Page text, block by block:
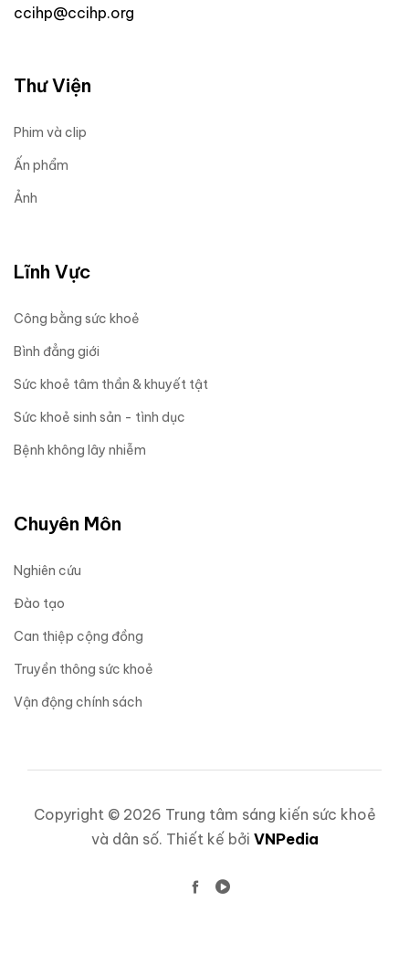
ccihp@ccihp.org
Thư Viện
Phim và clip
Ấn phẩm
Ảnh
Lĩnh Vực
Công bằng sức khoẻ
Bình đẳng giới
Sức khoẻ tâm thần & khuyết tật
Sức khoẻ sinh sản - tình dục
Bệnh không lây nhiễm
Chuyên Môn
Nghiên cứu
Đào tạo
Can thiệp cộng đồng
Truyền thông sức khoẻ
Vận động chính sách
Copyright © 2026 Trung tâm sáng kiến sức khoẻ
và dân số. Thiết kế bởi VNPedia